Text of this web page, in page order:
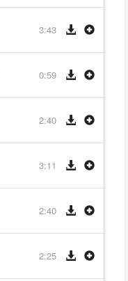
3:43
0:59
2:40
3:11
2:40
2:25